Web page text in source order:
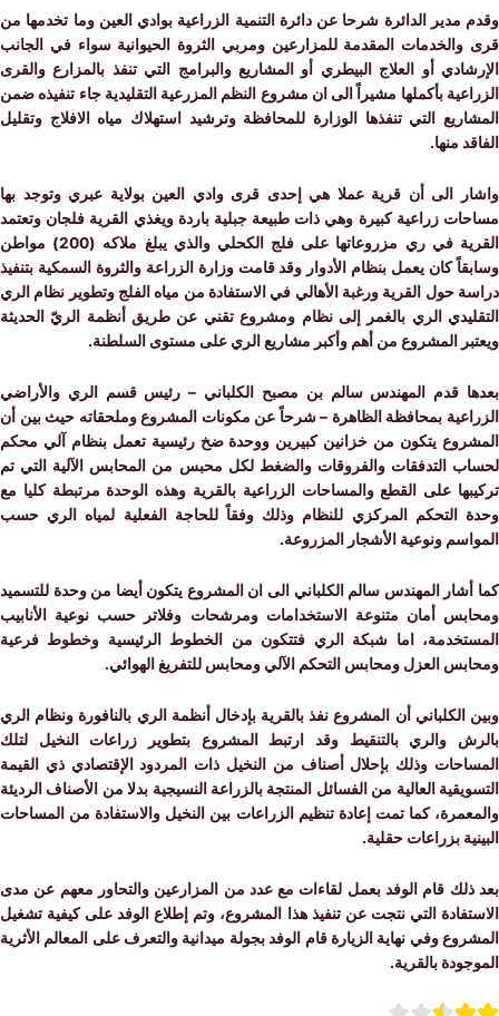
مدير الدائرة شرحا عن دائرة التنمية الزراعية بوادي العين وما تخدمها من
المقدمة للمزارعين ومربي الثروة الحيوانية سواء في الجانب
أو العلاج البيطري أو المشاريع والبرامج التي تنفذ بالمزارع والقرى
بأكملها مشيراً الى ان مشروع النظم المزرعية التقليدية جاء تنفيذه ضمن
التي تنفذها الوزارة للمحافظة وترشيد استهلاك مياه الافلاج وتقليل
منها.
الى أن قرية عملا هي إحدى قرى وادي العين بولاية عبري وتوجد بها
زراعية كبيرة وهي ذات طبيعة جبلية باردة ويغذي القرية فلجان وتعتمد
القرية في ري مزروعاتها على فلج الكحلي والذي يبلغ ملاكه (200) مواطن
كان يعمل بنظام الأدوار وقد قامت وزارة الزراعة والثروة السمكية بتنفيذ
حول القرية ورغبة الأهالي في الاستفادة من مياه الفلج وتطوير نظام الري
الري بالغمر إلى نظام ومشروع تقني عن طريق أنظمة الريّ الحديثة
المشروع من أهم وأكبر مشاريع الري على مستوى السلطنة.
قدم المهندس سالم بن مصبح الكلباني – رئيس قسم الري والأراضي
بمحافظة الظاهرة – شرحاً عن مكونات المشروع وملحقاته حيث بين أن
يتكون من خزانين كبيرين ووحدة ضخ رئيسية تعمل بنظام آلي محكم
التدفقات والفروقات والضغط لكل محبس من المحابس الآلية التي تم
على القطع والمساحات الزراعية بالقرية وهذه الوحدة مرتبطة كليا مع
التحكم المركزي للنظام وذلك وفقاً للحاجة الفعلية لمياه الري حسب
ونوعية الأشجار المزروعة.
المهندس سالم الكلباني الى ان المشروع يتكون أيضا من وحدة للتسميد
أمان متنوعة الاستخدامات ومرشحات وفلاتر حسب نوعية الأنابيب
اما شبكة الري فتتكون من الخطوط الرئيسية وخطوط فرعية
العزل ومحابس التحكم الآلي ومحابس للتفريغ الهوائي.
الكلباني أن المشروع نفذ بالقرية بإدخال أنظمة الري بالنافورة ونظام الري
والري بالتنقيط وقد ارتبط المشروع بتطوير زراعات النخيل لتلك
وذلك بإحلال أصناف من النخيل ذات المردود الإقتصادي ذي القيمة
العالية من الفسائل المنتجة بالزراعة النسيجية بدلا من الأصناف الرديئة
كما تمت إعادة تنظيم الزراعات بين النخيل والاستفادة من المساحات
بزراعات حقلية.
قام الوفد بعمل لقاءات مع عدد من المزارعين والتحاور معهم عن مدى
التي نتجت عن تنفيذ هذا المشروع، وتم إطلاع الوفد على كيفية تشغيل
وفي نهاية الزيارة قام الوفد بجولة ميدانية والتعرف على المعالم الأثرية
بالقرية.